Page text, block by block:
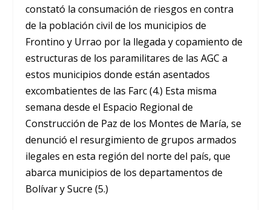
constató la consumación de riesgos en contra
de la población civil de los municipios de
Frontino y Urrao por la llegada y copamiento de
estructuras de los paramilitares de las AGC a
estos municipios donde están asentados
excombatientes de las Farc (4.) Esta misma
semana desde el Espacio Regional de
Construcción de Paz de los Montes de María, se
denunció el resurgimiento de grupos armados
ilegales en esta región del norte del país, que
abarca municipios de los departamentos de
Bolívar y Sucre (5.)